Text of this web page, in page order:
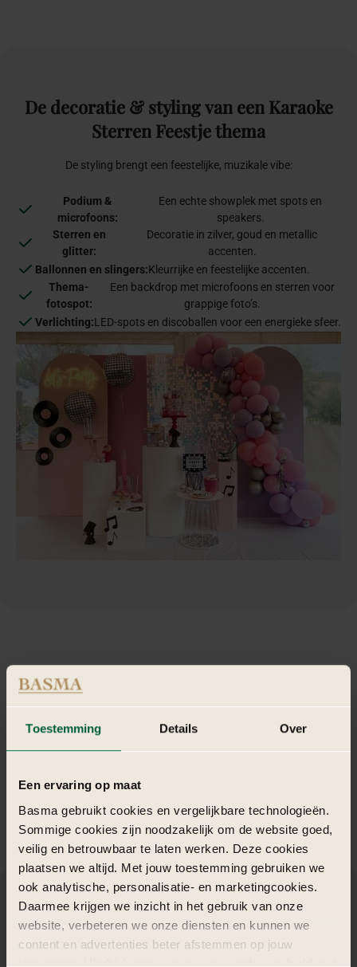
Toestemming Details Over
Een ervaring op maat
Basma gebruikt cookies en vergelijkbare technologieën.
Sommige cookies zijn noodzakelijk om de website goed,
veilig en betrouwbaar te laten werken. Deze cookies
plaatsen we altijd. Met jouw toestemming gebruiken we
ook analytische, personalisatie- en marketingcookies.
Daarmee krijgen we inzicht in het gebruik van onze
website, verbeteren we onze diensten en kunnen we
content en advertenties beter afstemmen op jouw
interesses. Hierbij kunnen gegevens worden gedeeld met
De decoratie & stylingvan een Karaoke
Sterren Feestjethema
De styling brengt een feestelijke, muzikale vibe:
Podium &
microfoons:
Een echte showplek met spots en
speakers.
Sterren en
glitter:
Decoratie in zilver, goud en metallic
accenten.
Ballonnen en slingers:Kleurrijke en feestelijke accenten.
Thema-
fotospot:
Een backdrop met microfoons en sterren voor
grappige foto’s.
Verlichting:LED-spots en discoballen voor een energieke sfeer.
Decatering en entertainmentop een
Karaoke SterrenFeestje thema